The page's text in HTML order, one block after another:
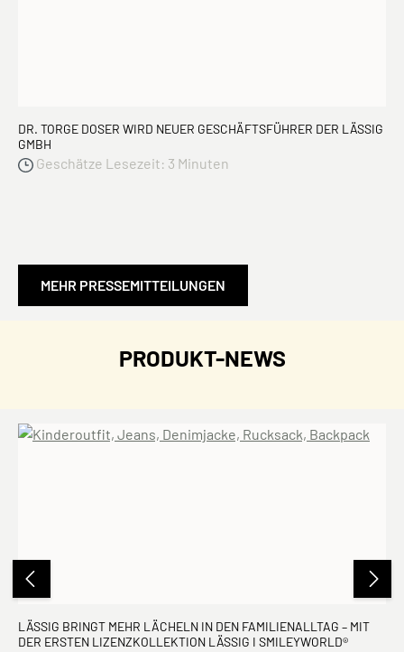
DR. TORGE DOSER WIRD NEUER GESCHÄFTSFÜHRER DER LÄSSIG
GMBH
Geschätze Lesezeit: 3 Minuten
MEHR PRESSEMITTEILUNGEN
PRODUKT-NEWS
LÄSSIG BRINGT MEHR LÄCHELN IN DEN FAMILIENALLTAG – MIT
DER ERSTEN LIZENZKOLLEKTION LÄSSIG I SMILEYWORLD®